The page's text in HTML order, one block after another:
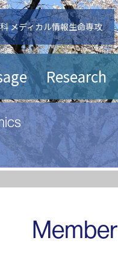
メディカル情報生命専攻
Research
Member